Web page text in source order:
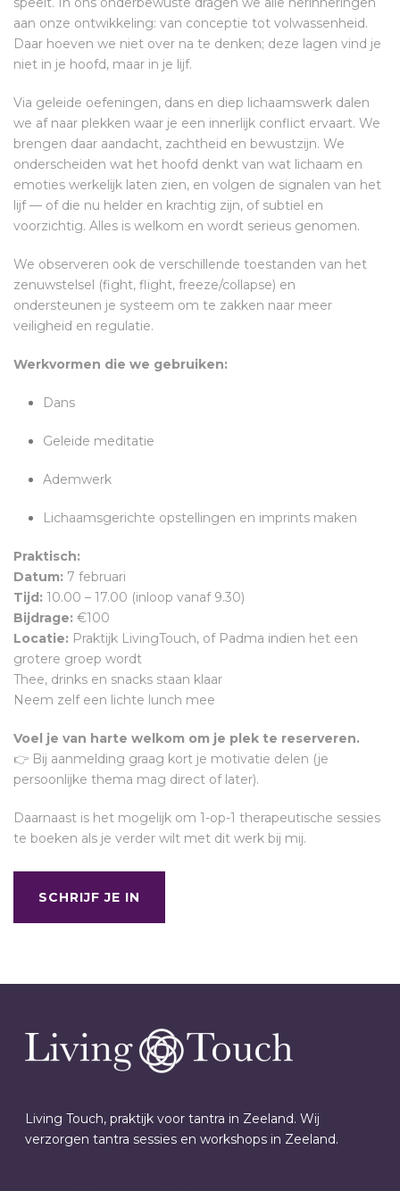
aan onze ontwikkeling: van conceptie tot volwassenheid.
Daar hoeven we niet over na te denken; deze lagen vind je
niet in je hoofd, maar in je lijf.
Via geleide oefeningen, dans en diep lichaamswerk dalen
we af naar plekken waar je een innerlijk conflict ervaart. We
brengen daar aandacht, zachtheid en bewustzijn. We
onderscheiden wat het hoofd denkt van wat lichaam en
emoties werkelijk laten zien, en volgen de signalen van het
lijf — of die nu helder en krachtig zijn, of subtiel en
voorzichtig. Alles is welkom en wordt serieus genomen.
We observeren ook de verschillende toestanden van het
zenuwstelsel (fight, flight, freeze/collapse) en
ondersteunen je systeem om te zakken naar meer
veiligheid en regulatie.
Werkvormen die we gebruiken:
Dans
Geleide meditatie
Ademwerk
Lichaamsgerichte opstellingen en imprints maken
Praktisch:
Datum: 7 februari
Tijd: 10.00 – 17.00 (inloop vanaf 9.30)
Bijdrage: €100
Locatie: Praktijk LivingTouch, of Padma indien het een
grotere groep wordt
Thee, drinks en snacks staan klaar
Neem zelf een lichte lunch mee
Voel je van harte welkom om je plek te reserveren.
👉 Bij aanmelding graag kort je motivatie delen (je
persoonlijke thema mag direct of later).
Daarnaast is het mogelijk om 1-op-1 therapeutische sessies
te boeken als je verder wilt met dit werk bij mij.
SCHRIJF JE IN
Living Touch, praktijk voor tantra in Zeeland. Wij
verzorgen tantra sessies en workshops in Zeeland.